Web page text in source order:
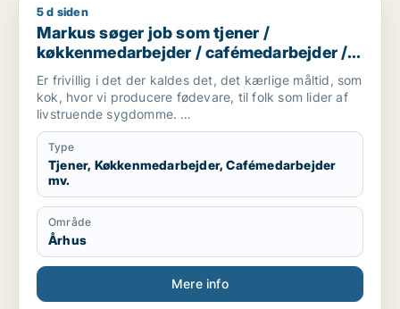
Markus søger job som tjener / køkkenmedarbejder /
5 d siden
Markus søger job som tjener /
køkkenmedarbejder / cafémedarbejder /
butiksmedarbejder / blomsterhandler
Er frivillig i det der kaldes det, det kærlige måltid, som
kok, hvor vi producere fødevare, til folk som lider af
livstruende sygdomme.
Er studerende på FGU, som er en skole hvor man kan
få suppleret sine folkeskolefag, så man kan komme
videre ind på en
ungdomsuddannelse(gymnasial/erhvervsuddannelse).
Er mødestabil og holder hvad jeg lover.
Er villig til, at tage imod studiejobs, som opvasker,
køkkenmedarbejder mm.
Telefon: [xxxxx] E-mail: [xxxxx]
Type
Tjener, Køkkenmedarbejder, Cafémedarbejder
mv.
Område
Århus
Mere info